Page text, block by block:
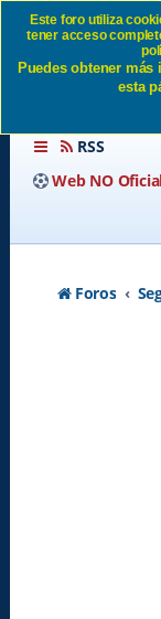
SD
RSS
Web NO
Foros
Este foro utiliza
tener acceso
Puedes obtener
esta